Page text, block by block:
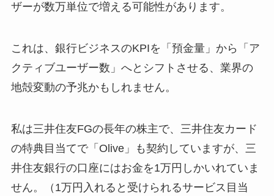
ザーが数万単位で増える可能性があります。
これは、銀行ビジネスのKPIを「預金量」から「ア
クティブユーザー数」へとシフトさせる、業界の
地殻変動の予兆かもしれません。
私は三井住友FGの長年の株主で、三井住友カード
の特典目当てで「Olive」も契約していますが、三
井住友銀行の口座にはお金を1万円しかいれていま
せん。（1万円入れると受けられるサービス目当